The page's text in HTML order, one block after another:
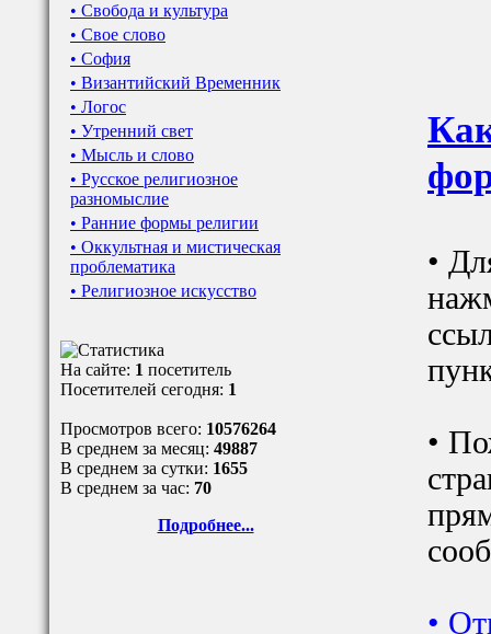
• Свобода и культура
• Свое слово
• София
• Византийский Временник
• Логос
• Утренний свет
• Мысль и слово
• Русское религиозное
разномыслие
• Ранние формы религии
• Оккультная и мистическая
проблематика
• Религиозное искусство
На сайте: 1 посетитель
Посетителей сегодня: 1
Просмотров всего: 10576264
В среднем за месяц: 49887
В среднем за сутки: 1655
В среднем за час: 70
Подробнее...
•
•
•